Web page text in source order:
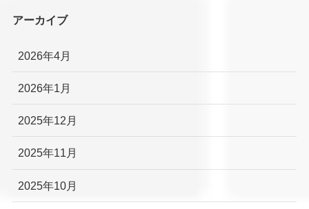
アーカイブ
2026年4月
2026年1月
2025年12月
2025年11月
2025年10月